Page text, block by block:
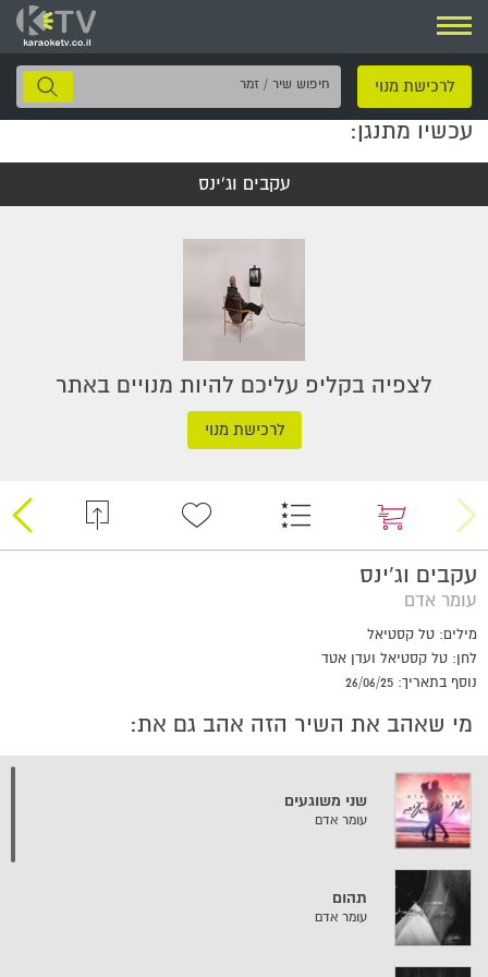
ניווט
לרכישת מנוי
חיפוש
שיר
עכשיו מתנגן:
עקבים וג'ינס
לצפיה בקליפ עליכם להיות מנויים באתר
לרכישת מנוי
עקבים וג'ינס
עומר אדם
מילים: טל קסטיאל
לחן: טל קסטיאל ועדן אטד
נוסף בתאריך: 26/06/25
מי שאהב את השיר הזה אהב גם את:
שני משוגעים
עומר אדם
תהום
עומר אדם